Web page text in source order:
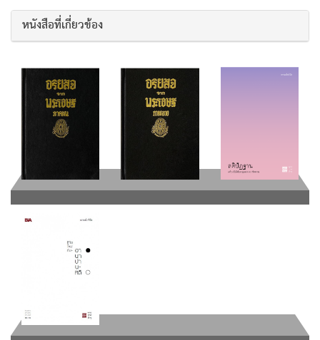
หนังสือที่เกี่ยวข้อง